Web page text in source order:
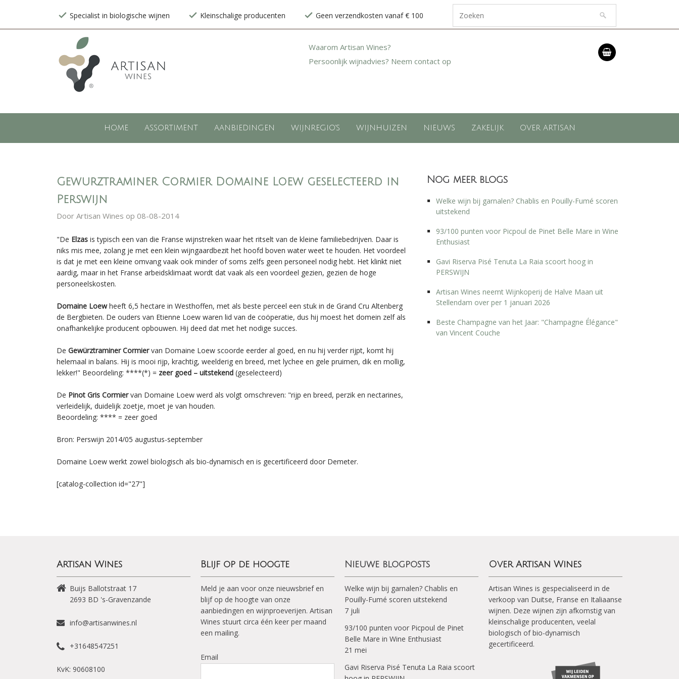
Specialist in biologische wijnen Kleinschalige producenten Geen verzendkosten vanaf € 100
Waarom Artisan Wines?
Persoonlijk wijnadvies? Neem contact op
HOME ASSORTIMENT AANBIEDINGEN WIJNREGIO'S WIJNHUIZEN NIEUWS ZAKELIJK OVER ARTISAN
Gewurztraminer Cormier Domaine Loew geselecteerd in
Perswijn
Door Artisan Wines op 08-08-2014
"De Elzas is typisch een van die Franse wijnstreken waar het ritselt van de kleine familiebedrijven. Daar is
niks mis mee, zolang je met een klein wijngaardbezit het hoofd boven water weet te houden. Het voordeel
is dat je met een kleine omvang vaak ook minder of soms zelfs geen personeel nodig hebt. Het klinkt niet
aardig, maar in het Franse arbeidsklimaat wordt dat vaak als een voordeel gezien, gezien de hoge
personeelskosten.
Domaine Loewheeft 6,5 hectare in Westhoffen, met als beste perceel een stuk in de Grand Cru Altenberg
de Bergbieten. De ouders van Etienne Loew waren lid van de coöperatie, dus hij moest het domein zelf als
onafhankelijke producent opbouwen. Hij deed dat met het nodige succes.
De Gewürztraminer Cormiervan Domaine Loew scoorde eerder al goed, en nu hij verder rijpt, komt hij
helemaal in balans. Hij is mooi rijp, krachtig, weelderig en breed, met lychee en gele pruimen, dik en mollig,
lekker!" Beoordeling: ****(*) = zeer goed – uitstekend (geselecteerd)
De Pinot Gris Cormiervan Domaine Loew werd als volgt omschreven: "rijp en breed, perzik en nectarines,
verleidelijk, duidelijk zoetje, moet je van houden.
Beoordeling: **** = zeer goed
Bron: Perswijn 2014/05 augustus-september
Domaine Loew werkt zowel biologisch als bio-dynamisch en is gecertificeerd door Demeter.
[catalog-collection id="27"]
Nog meer blogs
Welke wijn bij garnalen? Chablis en Pouilly-Fumé scoren
uitstekend
93/100 punten voor Picpoul de Pinet Belle Mare in Wine
Enthusiast
Gavi Riserva Pisé Tenuta La Raia scoort hoog in
PERSWIJN
Artisan Wines neemt Wijnkoperij de Halve Maan uit
Stellendam over per 1 januari 2026
Beste Champagne van het Jaar: "Champagne Élégance"
van Vincent Couche
Artisan Wines
Buijs Ballotstraat 17
2693 BD 's-Gravenzande
info@artisanwines.nl
+31648547251
KvK: 90608100
Blijf op de hoogte
Meld je aan voor onze nieuwsbrief en
blijf op de hoogte van onze
aanbiedingen en wijnproeverijen. Artisan
Wines stuurt circa één keer per maand
een mailing.
Email
Nieuwe blogposts
Welke wijn bij garnalen? Chablis en
Pouilly-Fumé scoren uitstekend
7 juli
93/100 punten voor Picpoul de Pinet
Belle Mare in Wine Enthusiast
21 mei
Gavi Riserva Pisé Tenuta La Raia scoort
Over Artisan Wines
Artisan Wines is gespecialiseerd in de
verkoop van Duitse, Franse en Italiaanse
wijnen. Deze wijnen zijn afkomstig van
kleinschalige producenten, veelal
biologisch of bio-dynamisch
gecertificeerd.